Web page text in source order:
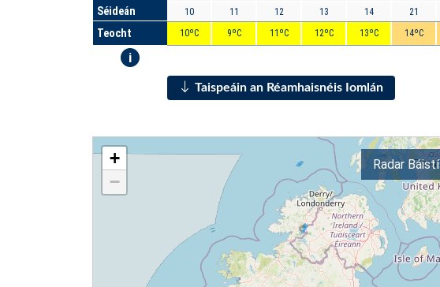
Séideán
Teocht
i
10
10ºC
11
9ºC
12
11ºC
13
12ºC
14
13ºC
21
14ºC
Taispeáin an Réamhaisnéis Iomlán
+
−
Radar Báistí